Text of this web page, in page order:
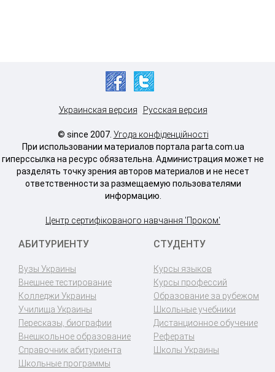
Украинская версия Русская версия
© since 2007. Угода конфіденційності
При использовании материалов портала parta.com.ua
гиперссылка на ресурс обязательна. Администрация может не
разделять точку зрения авторов материалов и не несет
ответственности за размещаемую пользователями
информацию.
Центр сертифікованого навчання 'Проком'
АБИТУРИЕНТУ
Вузы Украины
Внешнее тестирование
Колледжи Украины
Училища Украины
Пересказы, биографии
Внешкольное образование
Справочник абитуриента
Школьные программы
СТУДЕНТУ
Курсы языков
Курсы профессий
Образование за рубежом
Школьные учебники
Дистанционное обучение
Рефераты
Школы Украины